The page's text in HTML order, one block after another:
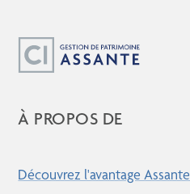
À PROPOS DE
Découvrez l'avantage Assante